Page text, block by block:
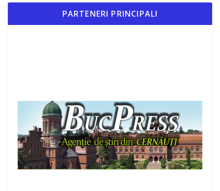
PARTENERI PRINCIPALI